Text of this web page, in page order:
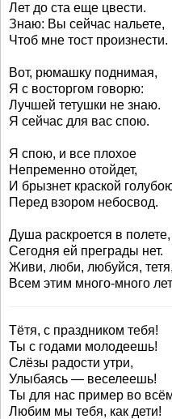
Лет до ста еще цвести.
Знаю: Вы сейчас нальете,
Чтоб мне тост произнести.
Вот, рюмашку поднимая,
Я с восторгом говорю:
Лучшей тетушки не знаю.
Я сейчас для вас спою.
Я спою, и все плохое
Непременно отойдет,
И брызнет краской
Перед взором небосвод.
Душа раскроется в полете,
Сегодня ей преграды нет.
Живи, люби, любуйся, тетя,
Всем этим много-много
Тётя, с праздником тебя!
Ты с годами молодеешь!
Слёзы радости утри,
Улыбаясь — веселеешь!
Ты для нас пример во
Любим мы тебя, как дети!